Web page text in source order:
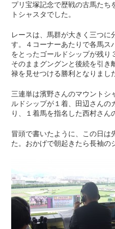
プリ宝塚記念で歴戦の古馬たち
トシャスタでした。
レースは、馬群が大きく三つに
す。４コーナーあたりで各馬ス
をとったゴールドシップが残り
そのままグングンと後続を引
禄を見せつける勝利となりまし
三連単は濱野さんのマウントシ
ルドシップが１着、田辺さんの
り、１着馬を指名した西村さん
冒頭で書いたように、この日は
た。おかげで朝起きたら長袖の